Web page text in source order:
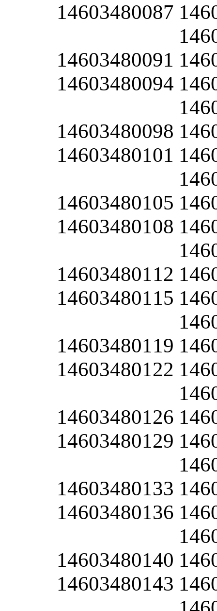
14603480087
14603480091
14603480094
14603480098
14603480101
14603480105
14603480108
14603480112
14603480115
14603480119
14603480122
14603480126
14603480129
14603480133
14603480136
14603480140
14603480143